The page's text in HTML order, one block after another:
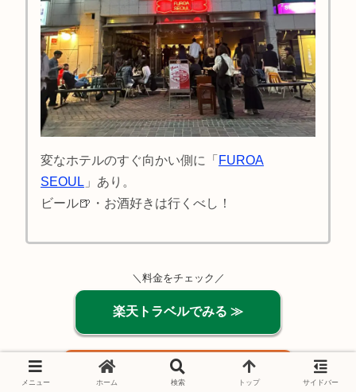
変なホテルのすぐ向かい側に「 FUROA
SEOUL 」あり。
ビール🍺・お酒好きは行くべし！
＼料金をチェック／
楽天トラベルでみる ≫
アゴダ公式サイトでみる ≫
メニュー ホーム 検索 トップ サイドバー